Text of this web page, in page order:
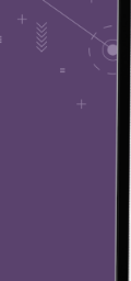
Video